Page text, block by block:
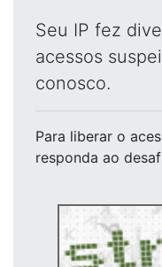
Seu IP fez
acessos
conosco.
Para liberar o
responda ao